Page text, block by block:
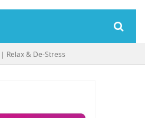
Relax & De-Stress